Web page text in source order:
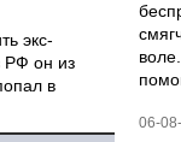
экс-
РФ он из
в
06-